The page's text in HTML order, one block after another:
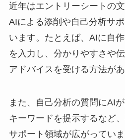
近年はエントリーシートの
AIによる添削や自己分析サ
います。たとえば、AIに自
を入力し、分かりやすさや
アドバイスを受ける方法があ
また、自己分析の質問にAI
キーワードを提示するなど
サポート領域が広がってい